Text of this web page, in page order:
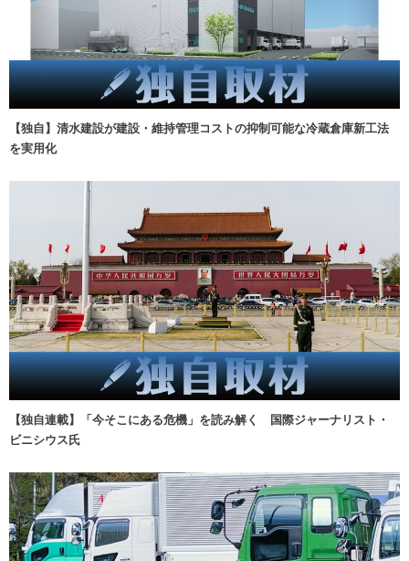
【独自】清水建設が建設・維持管理コストの抑制可能な冷蔵倉庫新工法
を実用化
【独自連載】「今そこにある危機」を読み解く 国際ジャーナリスト・
ビニシウス氏